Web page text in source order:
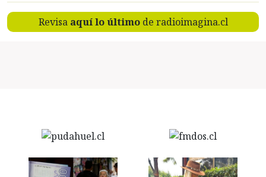
Revisa aquí lo últimode radioimagina.cl